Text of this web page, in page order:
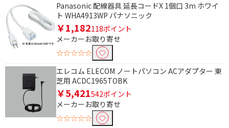
Panasonic 配線器具 延長コードX 1個口 3m ホワイ
ト WHA4913WP パナソニック
￥1,182118ポイント
メーカーお取り寄せ
☆☆☆☆☆
エレコム ELECOM ノートパソコン ACアダプター 東
芝用 ACDC1965TOBK
￥5,421542ポイント
メーカーお取り寄せ
☆☆☆☆☆条件で絞り込む